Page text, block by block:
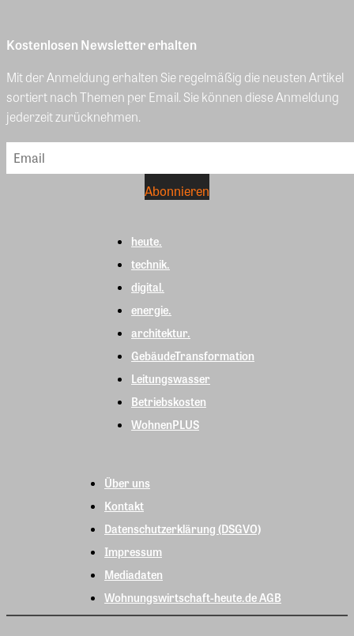
Kostenlosen Newsletter erhalten
Mit der Anmeldung erhalten Sie regelmäßig die neusten Artikel
sortiert nach Themen per Email. Sie können diese Anmeldung
jederzeit zurücknehmen.
heute.
technik.
digital.
energie.
architektur.
GebäudeTransformation
Leitungswasser
Betriebskosten
WohnenPLUS
Über uns
Kontakt
Datenschutzerklärung (DSGVO)
Impressum
Mediadaten
Wohnungswirtschaft-heute.de AGB